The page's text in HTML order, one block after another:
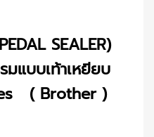
SEALER)
มแบบเท้าเหยียบ
( Brother )